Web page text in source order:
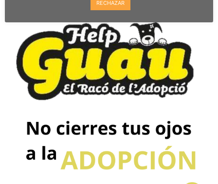
RECHAZAR